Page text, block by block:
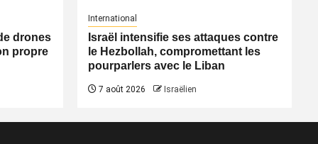
drones
propre
International
Israël intensifie ses attaques contre
le Hezbollah, compromettant les
pourparlers avec le Liban
7 août 2026 Israëlien